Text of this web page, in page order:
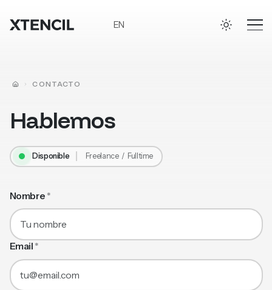
EN
INICIOCONTACTO
Hablemos
Disponible Freelance / Fulltime
Formulario de contacto
Nombre *
Email *